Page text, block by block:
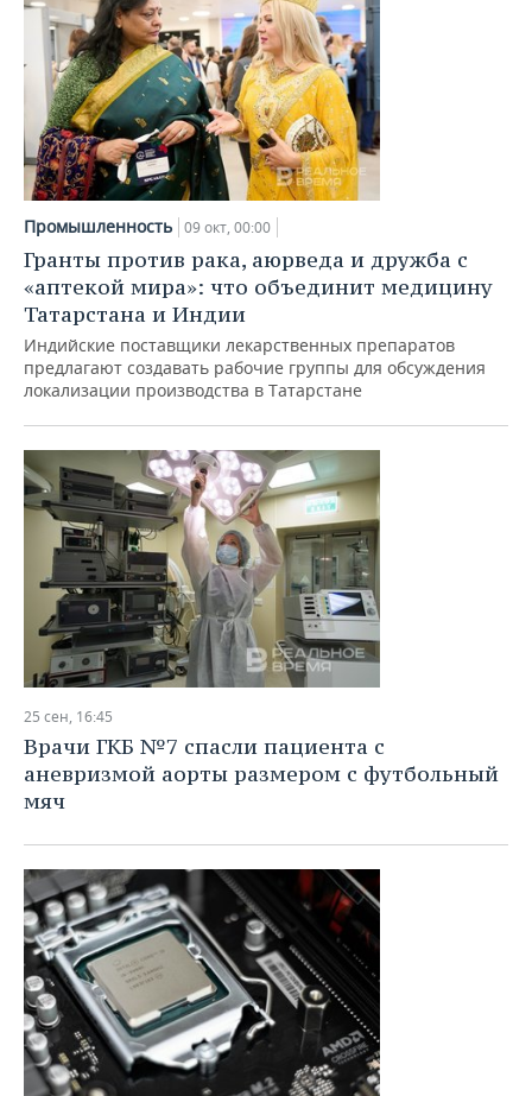
Промышленность 09 окт, 00:00
Гранты против рака, аюрведа и дружба с
«аптекой мира»: что объединит медицину
Татарстана и Индии
Индийские поставщики лекарственных препаратов
предлагают создавать рабочие группы для обсуждения
локализации производства в Татарстане
25 сен, 16:45
Врачи ГКБ №7 спасли пациента с
аневризмой аорты размером с футбольный
мяч